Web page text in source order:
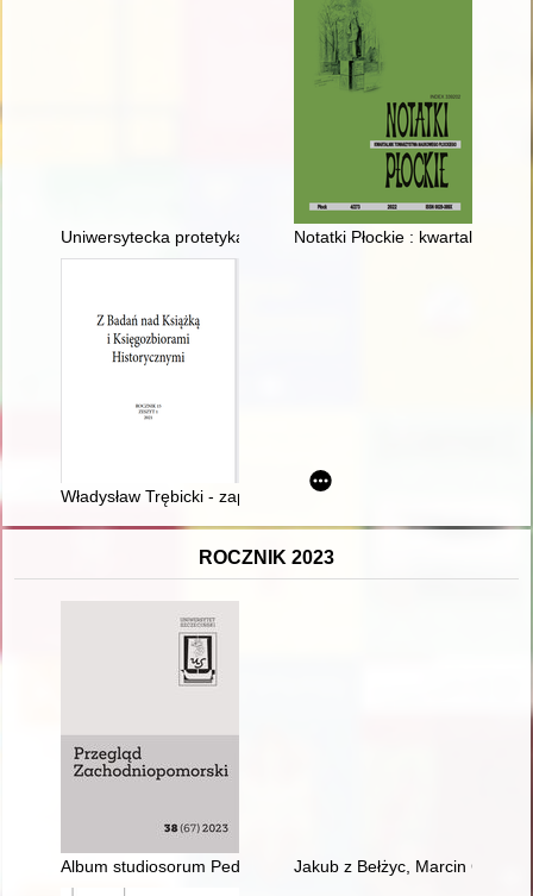
Uniwersytecka protetyka stomatologiczna na Pomorzu
Notatki Płockie : kwartalnik
Władysław Trębicki - zapomniany kolekcjoner i bibliograf z
ROCZNIK 2023
Album studiosorum Pedagogium Książęcego w Szczecinie
Jakub z Bełżyc, Marcin